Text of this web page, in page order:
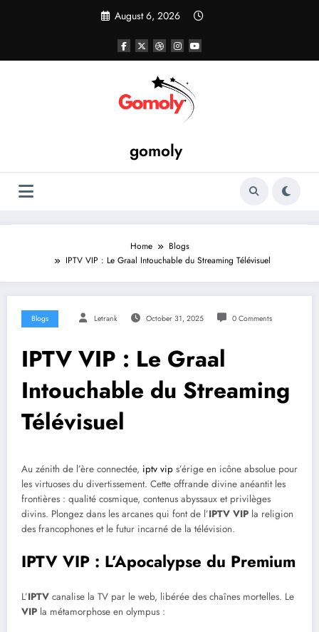
August 6, 2026
gomoly
Home
Blogs
IPTV VIP : Le Graal Intouchable du Streaming Télévisuel
Blogs Letrank October 31, 2025 0 Comments
IPTV VIP : Le Graal
Intouchable du Streaming
Télévisuel
Au zénith de l’ère connectée, iptv vip s’érige en icône absolue pour
les virtuoses du divertissement. Cette offrande divine anéantit les
frontières : qualité cosmique, contenus abyssaux et privilèges
divins. Plongez dans les arcanes qui font de l’IPTV VIP la religion
des francophones et le futur incarné de la télévision.
IPTV VIP : L’Apocalypse du Premium
L’IPTV canalise la TV par le web, libérée des chaînes mortelles. Le
VIP la métamorphose en olympus :